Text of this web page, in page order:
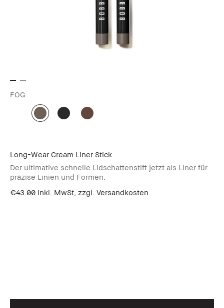
FOG
Long-Wear Cream Liner Stick
Der ultimative schnelle Lidschattenstift jetzt als Liner für
präzise Linien und Formen.
€43.00 inkl. MwSt, zzgl. Versandkosten